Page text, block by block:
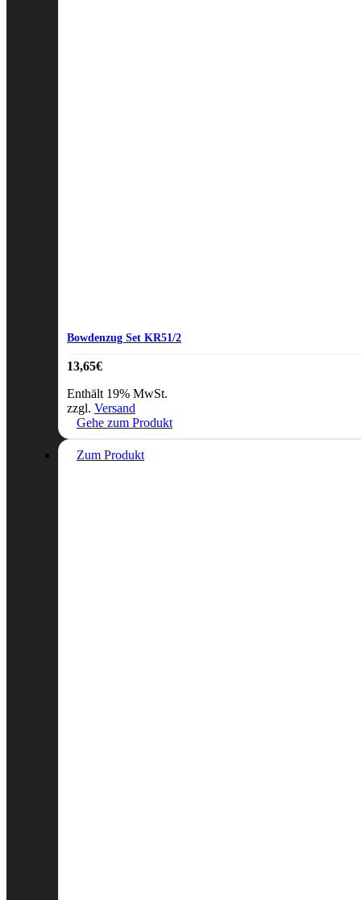
Bowdenzug Set KR51/2
13,65€
Enthält 19% MwSt.
zzgl. Versand
Gehe zum Produkt
Zum Produkt